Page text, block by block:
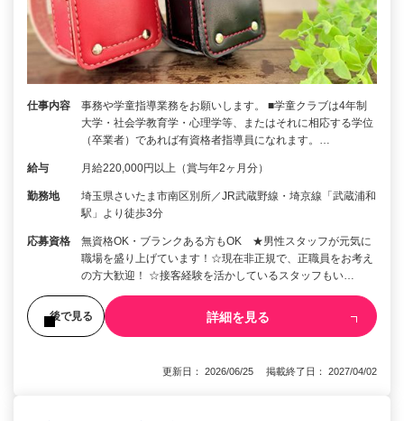
仕事内容
事務や学童指導業務をお願いします。 ■学童クラブは4年制
大学・社会学教育学・心理学等、またはそれに相応する学位
（卒業者）であれば有資格者指導員になれます。…
給与 月給220,000円以上（賞与年2ヶ月分）
勤務地
埼玉県さいたま市南区別所／JR武蔵野線・埼京線「武蔵浦和
駅」より徒歩3分
応募資格
無資格OK・ブランクある方もOK ★男性スタッフが元気に
職場を盛り上げています！☆現在非正規で、正職員をお考え
の方大歓迎！ ☆接客経験を活かしているスタッフもい…
後で見る 詳細を見る
更新日： 2026/06/25 掲載終了日： 2027/04/02